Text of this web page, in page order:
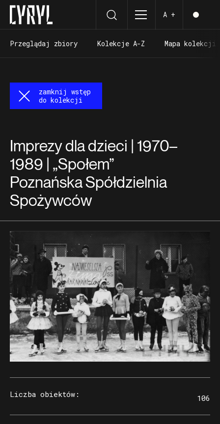
A +
Przeglądaj zbiory
Kolekcje A-Z
Mapa kolekcji
Mapa kolekcji
Imprezy dla dzieci | 1970–
1989 | „Społem”
Poznańska Spółdzielnia
Spożywców
zamknij wstęp
do kolekcji
Liczba obiektów : 106